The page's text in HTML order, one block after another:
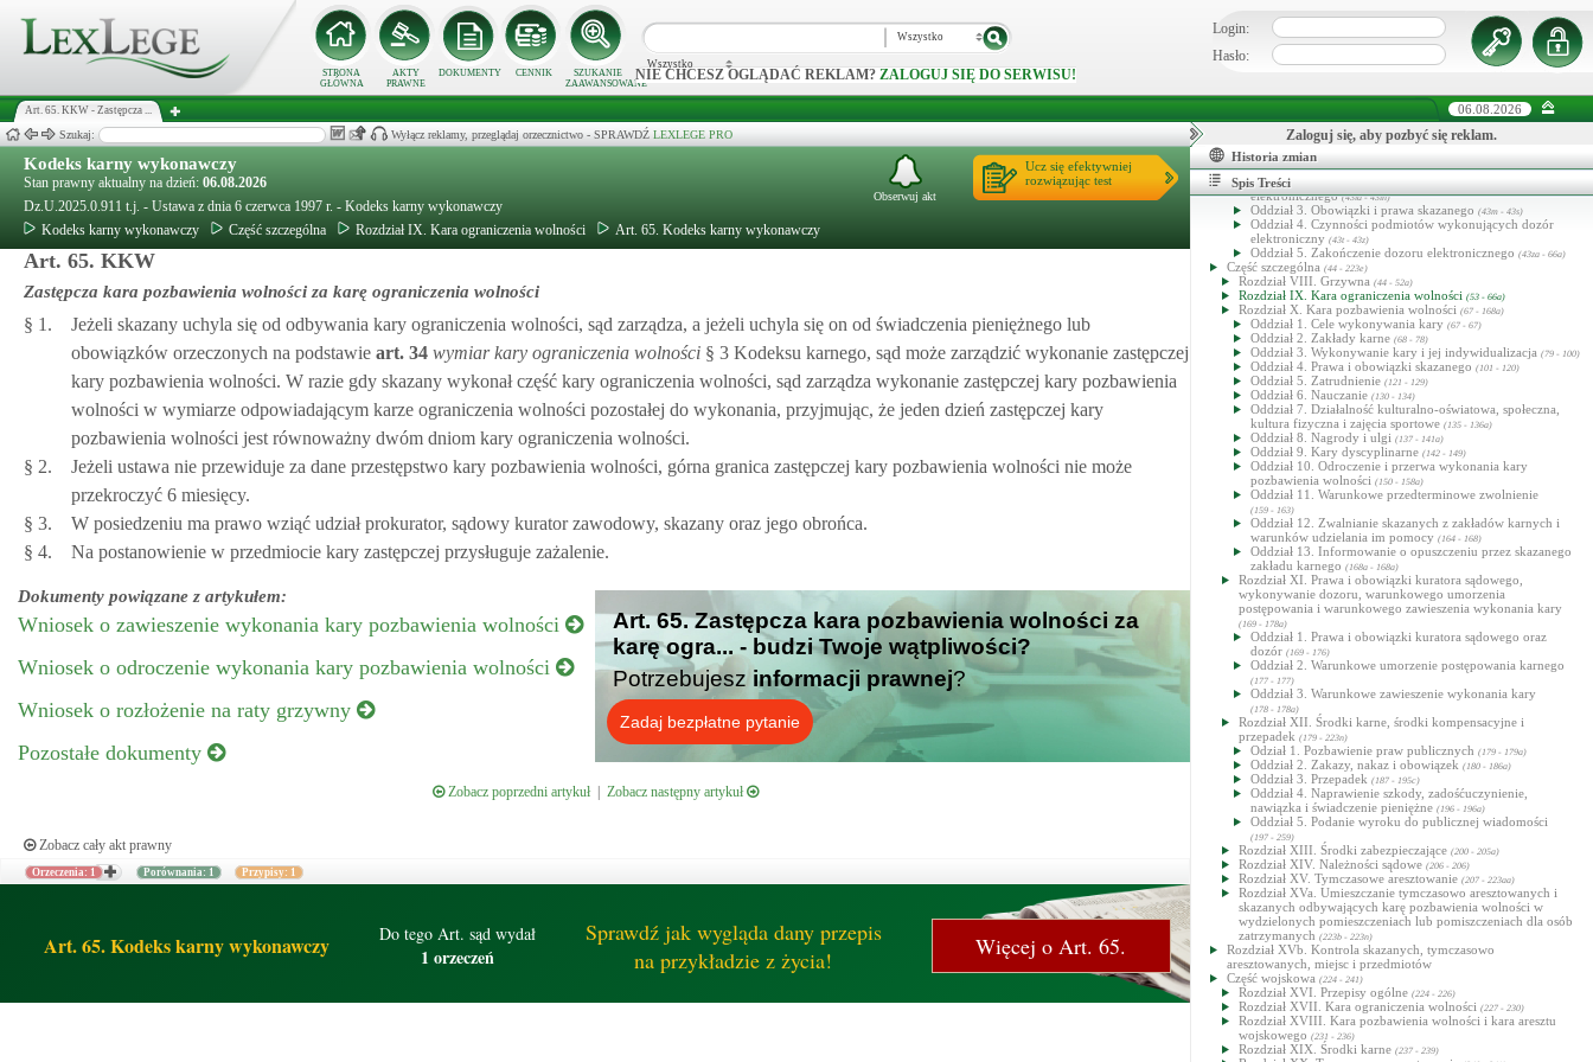
STRONA
GŁÓWNA
AKTY
PRAWNE
DOKUMENTY CENNIK
SZUKANIE
ZAAWANSOWANE
Wszystko
Wszystko
NIE CHCESZ OGLĄDAĆ REKLAM? ZALOGUJ SIĘ DO SERWISU!
Login:
Hasło:
Art. 65. KKW - Zastępcza ... 06.08.2026
Szukaj: Wyłącz reklamy, przeglądaj orzecznictwo - SPRAWDŹ LEXLEGE PRO
Kodeks karny wykonawczy
Stan prawny aktualny na dzień: 06.08.2026
Dz.U.2025.0.911 t.j. - Ustawa z dnia 6 czerwca 1997 r. - Kodeks karny wykonawczy
Kodeks karny wykonawczy
Część szczególna Rozdział IX. Kara ograniczenia wolności Art. 65. Kodeks karny wykonawczy
Ucz się efektywniej
rozwiązując test
Obserwuj akt
Art. 65. KKW
Zastępcza kara pozbawienia wolności za karę ograniczenia wolności
§ 1.
Jeżeli skazany uchyla się od odbywania kary ograniczenia wolności, sąd zarządza, a jeżeli uchyla się on od świadczenia pieniężnego lub
obowiązków orzeczonych na podstawie art. 34 wymiar kary ograniczenia wolności § 3 Kodeksu karnego, sąd może zarządzić wykonanie zastępczej
kary pozbawienia wolności. W razie gdy skazany wykonał część kary ograniczenia wolności, sąd zarządza wykonanie zastępczej kary pozbawienia
wolności w wymiarze odpowiadającym karze ograniczenia wolności pozostałej do wykonania, przyjmując, że jeden dzień zastępczej kary
pozbawienia wolności jest równoważny dwóm dniom kary ograniczenia wolności.
§ 2.
Jeżeli ustawa nie przewiduje za dane przestępstwo kary pozbawienia wolności, górna granica zastępczej kary pozbawienia wolności nie może
przekroczyć 6 miesięcy.
§ 3.
W posiedzeniu ma prawo wziąć udział prokurator, sądowy kurator zawodowy, skazany oraz jego obrońca.
§ 4.
Na postanowienie w przedmiocie kary zastępczej przysługuje zażalenie.
Dokumenty powiązane z artykułem:
Wniosek o zawieszenie wykonania kary pozbawienia wolności
Wniosek o odroczenie wykonania kary pozbawienia wolności
Wniosek o rozłożenie na raty grzywny
Pozostałe dokumenty
Art. 65. Zastępcza kara pozbawienia wolności za
karę ogra... - budzi Twoje wątpliwości?
Potrzebujesz informacji prawnej?
Zadaj bezpłatne pytanie
Zobacz poprzedni artykuł| Zobacz następny artykuł
Zobacz cały akt prawny
Orzeczenia: 1 Porównania: 1 Przypisy: 1
Art. 65. Kodeks karny wykonawczy Do tego Art. sąd wydał
1 orzeczeń
Sprawdź jak wygląda dany przepis
na przykładzie z życia!
Więcej o Art. 65.
Zaloguj się, aby pozbyć się reklam.
Historia zmian
Spis Treści
Oddział 3. Postępowanie egzekucyjne (25 - 43)
Rozdział V. Nadzór penitencjarny(32 - 36)
Rozdział VI. Zatarcie skazania
Rozdział VII. Uczestnictwo społeczeństwa w wykonywaniu
Fundusz Pomocy Pokrzywdzonym oraz Pomocy
Rozdział VIIa. System dozoru elektronicznego
Oddział 1. Przepisy ogólne(43a - 43ga)
Oddział 2. Rozpoczęcie dozoru elektronicznego
Oddział 2a. Warunki i tryb orzekania o udzieleniu
skazanemu zezwolenia na odbycie kary w systemie dozoru
elektronicznego(43la - 43ln)
Oddział 3. Obowiązki i prawa skazanego (43m - 43s)
Oddział 4. Czynności podmiotów wykonujących dozór
elektroniczny (43t - 43z)
Oddział 5. Zakończenie dozoru elektronicznego (43za - 66a)
Część szczególna (44 - 223e)
Rozdział VIII. Grzywna (44 - 52a)
Rozdział IX. Kara ograniczenia wolności (53 - 66a)
Rozdział X. Kara pozbawienia wolności (67 - 168a)
Oddział 1. Cele wykonywania kary (67 - 67)
Oddział 2. Zakłady karne (68 - 78)
Oddział 3. Wykonywanie kary i jej indywidualizacja (79 - 100)
Oddział 4. Prawa i obowiązki skazanego (101 - 120)
Oddział 5. Zatrudnienie (121 - 129)
Oddział 6. Nauczanie (130 - 134)
Oddział 7. Działalność kulturalno-oświatowa, społeczna,
kultura fizyczna i zajęcia sportowe (135 - 136a)
Oddział 8. Nagrody i ulgi (137 - 141a)
Oddział 9. Kary dyscyplinarne (142 - 149)
Oddział 10. Odroczenie i przerwa wykonania kary
pozbawienia wolności (150 - 158a)
Oddział 11. Warunkowe przedterminowe zwolnienie
(159 - 163)
Oddział 12. Zwalnianie skazanych z zakładów karnych i
warunków udzielania im pomocy (164 - 168)
Oddział 13. Informowanie o opuszczeniu przez skazanego
zakładu karnego (168a - 168a)
Rozdział XI. Prawa i obowiązki kuratora sądowego,
wykonywanie dozoru, warunkowego umorzenia
postępowania i warunkowego zawieszenia wykonania kary
(169 - 178a)
Oddział 1. Prawa i obowiązki kuratora sądowego oraz
dozór (169 - 176)
Oddział 2. Warunkowe umorzenie postępowania karnego
(177 - 177)
Oddział 3. Warunkowe zawieszenie wykonania kary
(178 - 178a)
Rozdział XII. Środki karne, środki kompensacyjne i
przepadek (179 - 223n)
Odział 1. Pozbawienie praw publicznych (179 - 179a)
Oddział 2. Zakazy, nakaz i obowiązek (180 - 186a)
Oddział 3. Przepadek (187 - 195c)
Oddział 4. Naprawienie szkody, zadośćuczynienie,
nawiązka i świadczenie pieniężne (196 - 196a)
Oddział 5. Podanie wyroku do publicznej wiadomości
(197 - 259)
Rozdział XIII. Środki zabezpieczające (200 - 205a)
Rozdział XIV. Należności sądowe (206 - 206)
Rozdział XV. Tymczasowe aresztowanie (207 - 223aa)
Rozdział XVa. Umieszczanie tymczasowo aresztowanych i
skazanych odbywających karę pozbawienia wolności w
wydzielonych pomieszczeniach lub pomiszczeniach dla osób
zatrzymanych (223b - 223n)
Rozdział XVb. Kontrola skazanych, tymczasowo
aresztowanych, miejsc i przedmiotów
Część wojskowa (224 - 241)
Rozdział XVI. Przepisy ogólne (224 - 226)
Rozdział XVII. Kara ograniczenia wolności (227 - 230)
Rozdział XVIII. Kara pozbawienia wolności i kara aresztu
wojskowego (231 - 236)
Rozdział XIX. Środki karne (237 - 239)